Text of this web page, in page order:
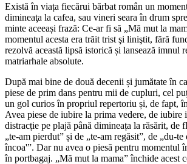
Există în viața fiecărui bărbat român un
dimineaţa la cafea, sau vineri seara în drum
minte aceeași frază: Ce-ar fi să „Mă mut la
momentul acesta era trăit trist şi liniştit, fără
rezolvă această lipsă istorică și lansează imnul
matriarhale absolute.
După mai bine de două decenii și jumătate în
piese de prim dans pentru mii de cupluri, cel
un gol curios în propriul repertoriu și, de fapt,
Avea piese de iubire la prima vedere, de iubire
distracție pe plajă până dimineața la răsărit, de
„te-am pierdut” și de „te-am regăsit”, de „du-
încoa'”. Dar nu avea o piesă pentru momentul
în portbagaj. „Mă mut la mama” închide acest